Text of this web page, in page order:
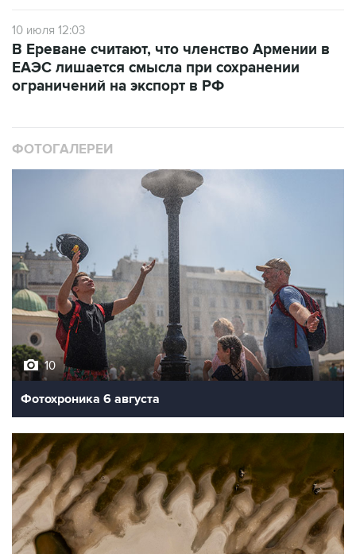
ЕАЭС лишается смысла при сохранении
ограничений на экспорт в РФ
Фотохроника 6 августа